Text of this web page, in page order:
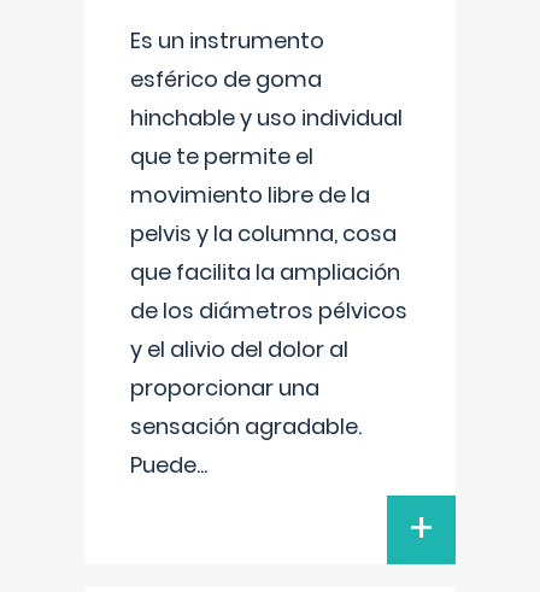
Es un instrumento
esférico de goma
hinchable y uso individual
que te permite el
movimiento libre de la
pelvis y la columna, cosa
que facilita la ampliación
de los diámetros pélvicos
y el alivio del dolor al
proporcionar una
sensación agradable.
Puede...
+